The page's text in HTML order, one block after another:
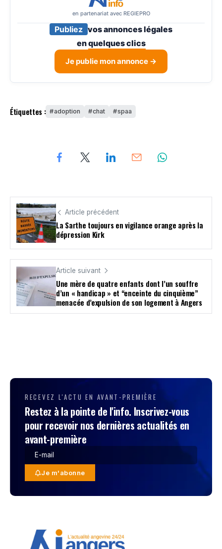
en partenariat avec REGIEPRO
Publiez vos annonces légales
enquelques clics
Je publie mon annonce →
Étiquettes : adoption chat spaa
Article précédent
La Sarthe toujours en vigilance orange après la
dépression Kirk
Article suivant
Une mère de quatre enfants dont l’un souffre
d’un « handicap » et “enceinte du cinquième”
menacée d’expulsion de son logement à Angers
RECEVEZ L'ACTU EN AVANT-PREMIÈRE
Restez à la pointe de l'info. Inscrivez-vous
pour recevoir nos dernières actualités en
avant-première
Je m'abonne